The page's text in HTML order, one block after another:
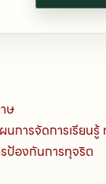
ษ
นการจัดการเรียน
ป้องกันการทุจริต